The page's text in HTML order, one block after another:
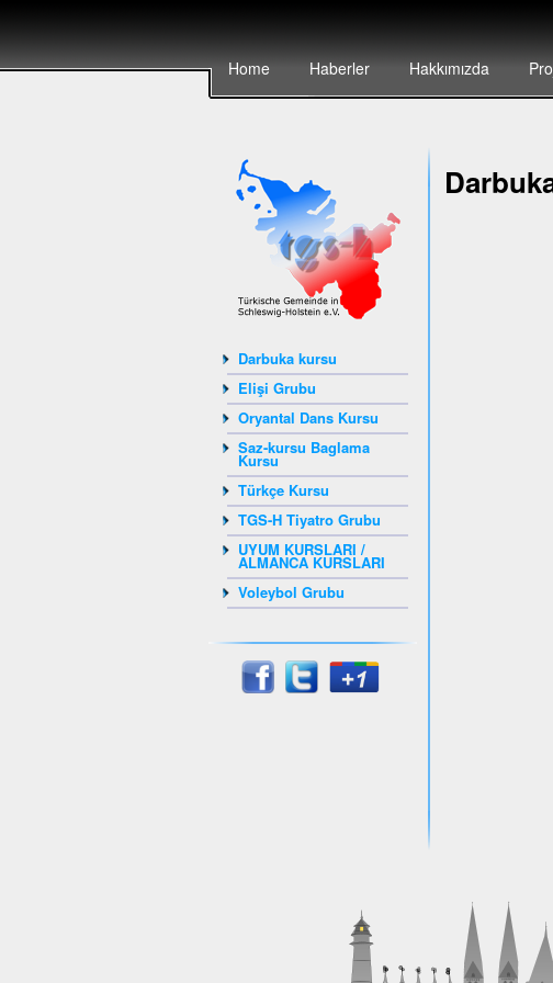
Home Haberler Hakkımızda
Darbuka kursu
Elişi Grubu
Oryantal Dans Kursu
Saz-kursu Baglama
Kursu
Türkçe Kursu
TGS-H Tiyatro Grubu
UYUM KURSLARI /
ALMANCA KURSLARI
Voleybol Grubu